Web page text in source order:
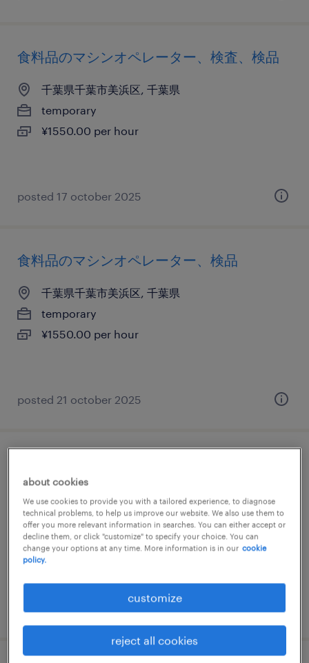
食料品のマシンオペレーター、検査、検品
千葉県千葉市美浜区, 千葉県
temporary
¥1550.00 per hour
posted 17 october 2025
食料品のマシンオペレーター、検品
千葉県千葉市美浜区, 千葉県
temporary
¥1550.00 per hour
posted 21 october 2025
ールドエンジニア
千葉, 千葉県
permanent
¥4,500,000 - ¥8,000,000 per year, 年収450 ～
posted 8 august 2025
about cookies
We use cookies to provide you with a tailored experience, to diagnose
technical problems, to help us improve our website. We also use them to
offer you more relevant information in searches. You can either accept or
decline them, or click "customize" to specify your choice. You can
change your options at any time. More information is in our cookie
policy.
customize
reject all cookies